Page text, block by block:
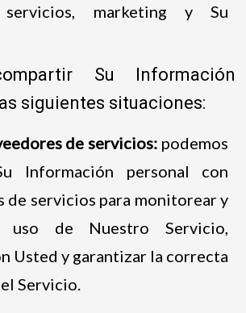
servicios, marketing y Su
Su Información
siguientes situaciones:
de servicios: podemos
Información personal con
de servicios para monitorear y
uso de Nuestro Servicio,
Usted y garantizar la correcta
Servicio.